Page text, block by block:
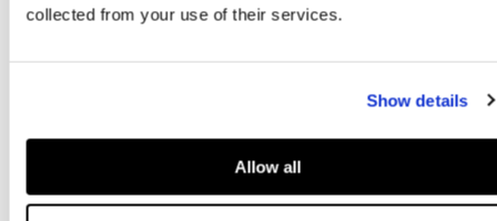
collected from your use of their services.
Show details
Allow all